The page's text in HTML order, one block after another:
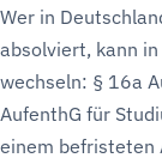
Wer in
absolviert, kann
wechseln: § 16a
AufenthG für
einem befristeten